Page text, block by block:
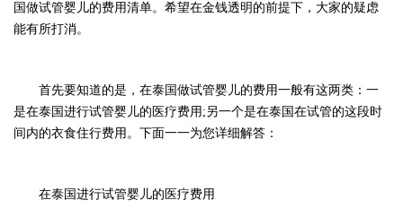
国做试管婴儿的费用清单。希望在金钱透明的前提下，大家的疑虑
能有所打消。
首先要知道的是，在泰国做试管婴儿的费用一般有这两类：一
是在泰国进行试管婴儿的医疗费用 ;另一个是在泰国在试管的这段时
间内的衣食住行费用。下面一一为您详细解答：
在泰国进行试管婴儿的医疗费用